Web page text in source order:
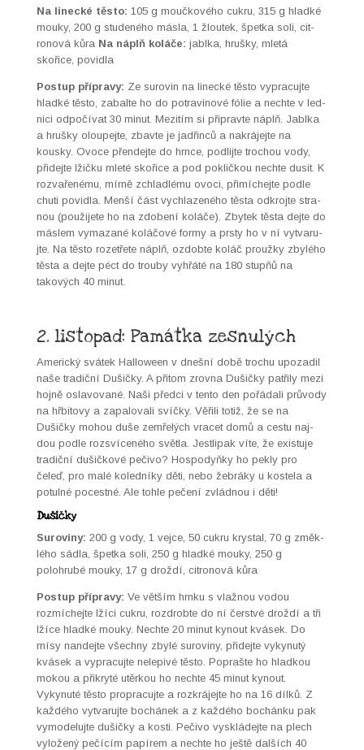
Na linecké těs­to: 105 g moučkového cukru, 315 g hlad­ké
mouky, 200 g stu­deného más­la, 1 žloutek, špet­ka soli, cit­
ronová kůra Na náplň koláče: jabl­ka, hrušky, mletá
skořice, povid­la
Post­up přípravy: Ze surovin na linecké těs­to vypracu­jte
hlad­ké těs­to, zabalte ho do potravi­nové fólie a nechte v led­
ni­ci odpočí­vat 30 min­ut. Mez­itím si připravte náplň. Jabl­ka
a hrušky oloupe­jte, zbavte je jadřinců a nakrá­je­jte na
kousky. Ovoce přen­de­jte do hrnce, podli­jte tro­chou vody,
přide­jte lžičku mleté skořice a pod pok­ličk­ou nechte dusit. K
roz­vařené­mu, mírně zch­ladlé­mu ovo­ci, přimíchejte podle
chuti povid­la. Menší část vych­lazeného těs­ta odkro­jte stra­
nou (použi­jete ho na zdobení koláče). Zbytek těs­ta dejte do
máslem vymazané koláčové formy a prsty ho v ní vyt­varu­
jte. Na těs­to rozetřete náplň, ozdobte koláč proužky zbylého
těs­ta a dejte péct do trou­by vyhřáté na 180 stupňů na
takových 40 min­ut.
2. listopad: Památka zesnulých
Amer­ický svátek Hal­loween v dnešní době trochu upozadil
naše tradiční Dušičky. A přit­om zrov­na Dušičky patři­ly mezi
hojně oslavo­vané. Naši před­ci v ten­to den pořá­dali průvody
na hřbitovy a zapalo­vali svíčky. Věřili totiž, že se na
Dušičky mohou duše zemřelých vracet domů a ces­tu naj­
dou podle rozsví­ceného svět­la. Jestli­pak víte, že exis­tu­je
tradiční dušičkové peči­vo? Hospodyňky ho pekly pro
čeleď, pro malé koled­níky děti, nebo žebráky u kostela a
potul­né poces­t­né. Ale tohle pečení zvlád­nou i děti!
Dušičky
Suroviny: 200 g vody, 1 vejce, 50 cukru krys­tal, 70 g změk­
lého sád­la, špet­ka soli, 250 g hlad­ké mouky, 250 g
polohrubé mouky, 17 g droždí, cit­ronová kůra
Post­up přípravy: Ve větším hrnku s vlaž­nou vodou
rozmíchejte lží­ci cukru, roz­drobte do ní čer­stvé droždí a tři
lžíce hlad­ké mouky. Nechte 20 min­ut kynout kvásek. Do
mísy nan­de­jte všech­ny zbylé suroviny, přide­jte vykynutý
kvásek a vypracu­jte nelepivé těs­to. Poprašte ho hlad­k­ou
mok­ou a přikry­té utěrk­ou ho nechte 45 min­ut kynout.
Vykynuté těs­to pro­pracu­jte a rozkrá­je­jte ho na 16 dílků. Z
každého vyt­varu­jte bochánek a z každého bochánku pak
vymod­elu­jte dušičky a kosti. Peči­vo vyskláde­jte na plech
vyložený pečícím papírem a nechte ho ještě dalších 40